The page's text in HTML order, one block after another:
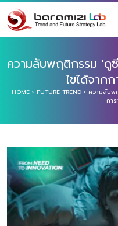
ความลับพฤติกรรม ‘ดู
ไขได้จาก
HOME › FUTURE TREND › ความลับพ
กา